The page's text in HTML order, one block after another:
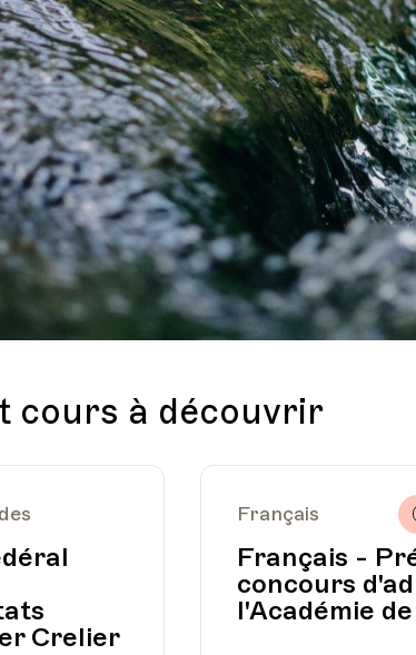
cours à découvrir
Crelier
Français
Français -
concours
l'Académie